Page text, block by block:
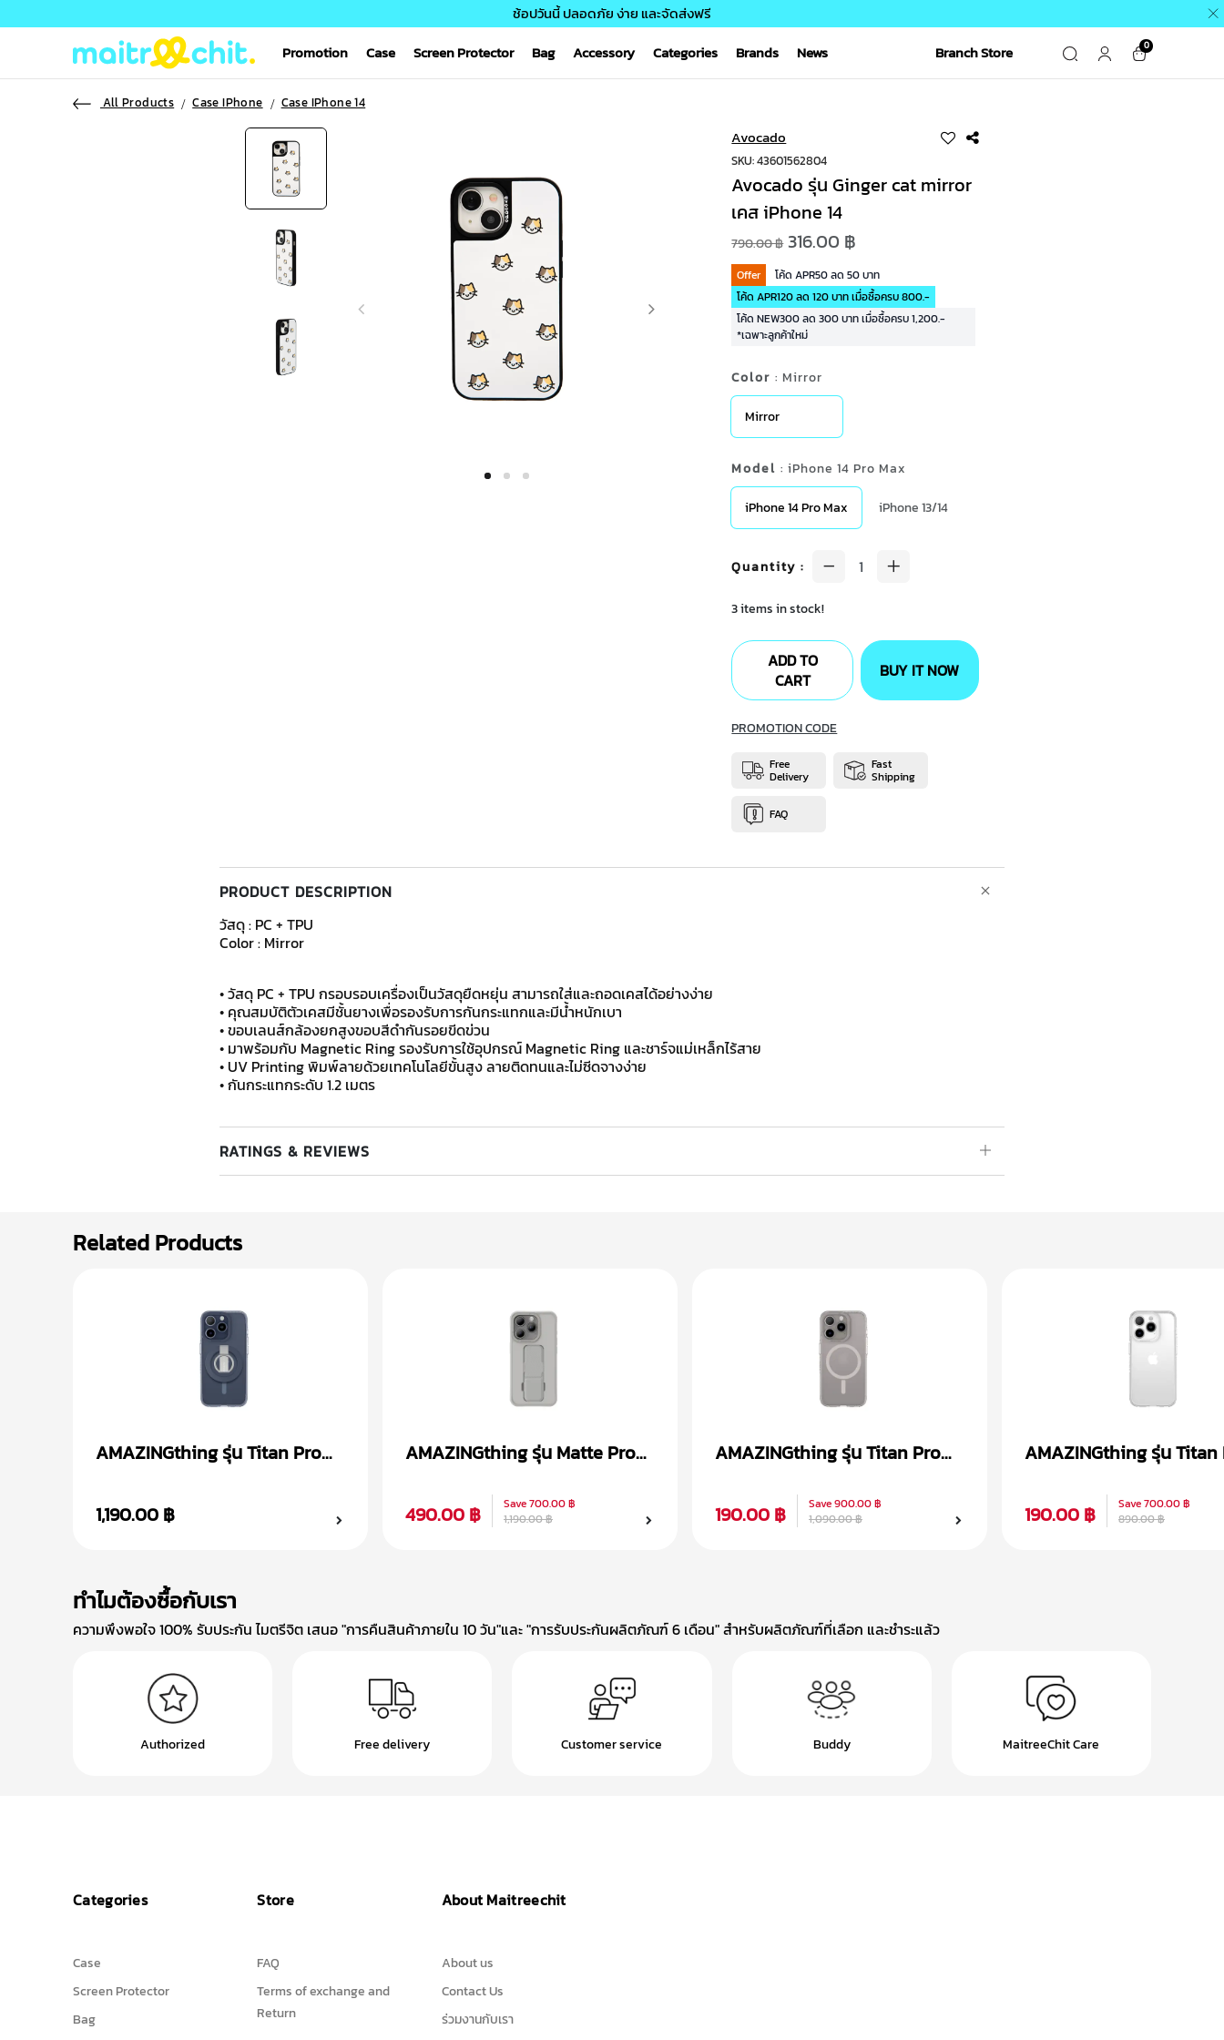
ช้อปวันนี้ ปลอดภัย ง่าย และจัดส่งฟรี
Promotion
Case Screen Protector Bag Accessory Categories Brands News Branch Store 0
All Products Case IPhone Case IPhone 14
Avocado
SKU: 43601562804
Avocado รุ่น Ginger cat mirror
เคส iPhone 14
790.00 ฿316.00 ฿
Offer
โค้ด APR50 ลด 50 บาท
โค้ด APR120 ลด 120 บาท เมื่อซื้อครบ 800.-
โค้ด NEW300 ลด 300 บาท เมื่อซื้อครบ 1,200.-
*เฉพาะลูกค้าใหม่
Color: Mirror
Mirror
Model: iPhone 14 Pro Max
iPhone 14 Pro Max iPhone 13/14
Quantity:
3 items in stock!
ADD TO
CART
BUY IT NOW
PROMOTION CODE
Free
Delivery
Fast
Shipping
FAQ
PRODUCT DESCRIPTION
วัสดุ : PC + TPU
Color : Mirror
• วัสดุ PC + TPU กรอบรอบเครื่องเป็นวัสดุยืดหยุ่น สามารถใส่และถอดเคสได้อย่างง่าย
• คุณสมบัติตัวเคสมีชั้นยางเพื่อรองรับการกันกระแทกและมีน้ำหนักเบา
• ขอบเลนส์กล้องยกสูงขอบสีดำกันรอยขีดข่วน
• มาพร้อมกับ Magnetic Ring รองรับการใช้อุปกรณ์ Magnetic Ring และชาร์จแม่เหล็กไร้สาย
• UV Printing พิมพ์ลายด้วยเทคโนโลยีขั้นสูง ลายติดทนและไม่ซีดจางง่าย
• กันกระแทกระดับ 1.2 เมตร
RATINGS & REVIEWS
Related Products
AMAZINGthing รุ่น Titan Pro
iPhone 15
1,190.00 ฿
AMAZINGthing รุ่น Matte Pro
490.00 ฿
Save700.00 ฿
1,190.00 ฿
AMAZINGthing รุ่น Titan Pro
190.00 ฿
Save900.00 ฿
1,090.00 ฿
AMAZINGthing รุ่น Titan
190.00 ฿
Save700.00 ฿
890.00 ฿
ทำไมต้องซื้อกับเรา
ความพึงพอใจ 100% รับประกัน ไมตรีจิต เสนอ "การคืนสินค้าภายใน 10 วัน"และ "การรับประกันผลิตภัณฑ์ 6 เดือน" สำหรับผลิตภัณฑ์ที่เลือก และชำระแล้ว
Authorized Free delivery Customer service Buddy MaitreeChit Care
Categories
Case
Screen Protector
Bag
Store
FAQ
Terms of exchange and
Return
About Maitreechit
About us
Contact Us
ร่วมงานกับเรา